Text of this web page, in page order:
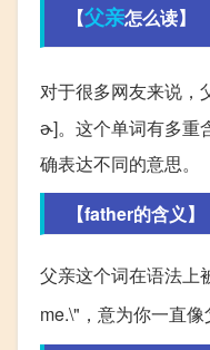
【父亲怎么读】
对于很多网友来说，
ɚ]。这个单词有多重
确表达不同的意思。
【father的含义】
父亲这个词在语法上
me.\"，意为你一直